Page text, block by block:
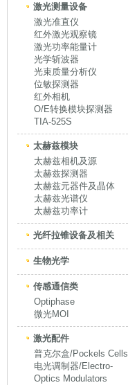
激光测量设备
激光准直仪
红外激光观察镜
激光功率能量计
光学斩波器
光束质量分析仪
位敏探测器
红外相机
O/E转换模块探测器
TIA-525S
太赫兹模块
太赫兹相机及源
太赫兹探测器
太赫兹元器件及晶体
太赫兹光谱仪
太赫兹功率计
光纤拉锥设备及相关
生物光学
传感通信类
Optiphase
微光MOI
激光配件
普克尔盒/Pockels Cells
电光调制器/Electro-
Optics Modulators